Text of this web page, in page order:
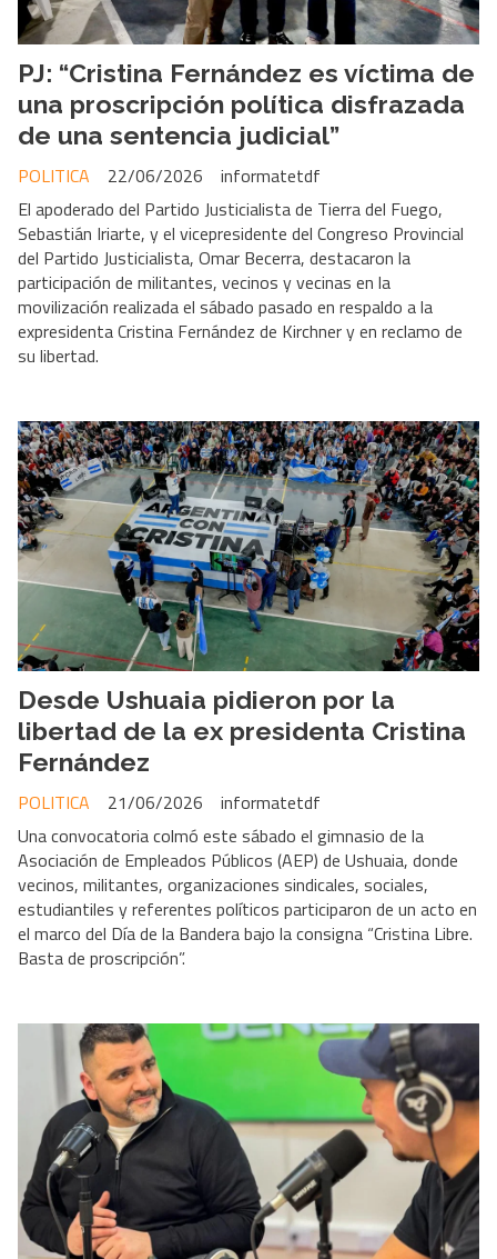
PJ: “Cristina Fernández es víctima de
una proscripción política disfrazada
de una sentencia judicial”
informatetdf
POLITICA
22/06/2026
El apoderado del Partido Justicialista de Tierra del Fuego,
Sebastián Iriarte, y el vicepresidente del Congreso Provincial
del Partido Justicialista, Omar Becerra, destacaron la
participación de militantes, vecinos y vecinas en la
movilización realizada el sábado pasado en respaldo a la
expresidenta Cristina Fernández de Kirchner y en reclamo de
su libertad.
Desde Ushuaia pidieron por la
libertad de la ex presidenta Cristina
Fernández
informatetdf
POLITICA
21/06/2026
Una convocatoria colmó este sábado el gimnasio de la
Asociación de Empleados Públicos (AEP) de Ushuaia, donde
vecinos, militantes, organizaciones sindicales, sociales,
estudiantiles y referentes políticos participaron de un acto en
el marco del Día de la Bandera bajo la consigna “Cristina Libre.
Basta de proscripción”.